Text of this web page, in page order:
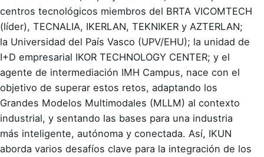
centros tecnológicos miembros del BRTA VICOMTECH
(líder), TECNALIA, IKERLAN, TEKNIKER y AZTERLAN;
la Universidad del País Vasco (UPV/EHU); la unidad de
I+D empresarial IKOR TECHNOLOGY CENTER; y el
agente de intermediación IMH Campus, nace con el
objetivo de superar estos retos, adaptando los
Grandes Modelos Multimodales (MLLM) al contexto
industrial, y sentando las bases para una industria
más inteligente, autónoma y conectada. Así, IKUN
aborda varios desafíos clave para la integración de los